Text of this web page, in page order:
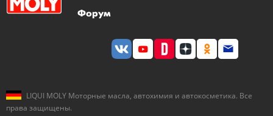
Форум
LIQUI MOLY Моторные масла, автохимия и автокосметика. Все
права защищены.